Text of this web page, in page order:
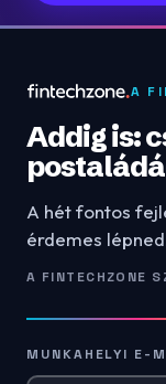
A
Addig is:
A hét fontos
érdemes
A FINTECHZONE
MUNKAHELYI E-